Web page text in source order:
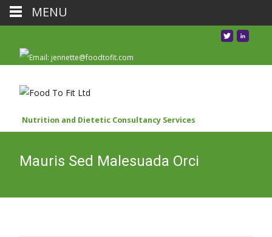
Nutrition and Dietetic Consultancy Services
Mauris Sed Malesuada Orci
MENU